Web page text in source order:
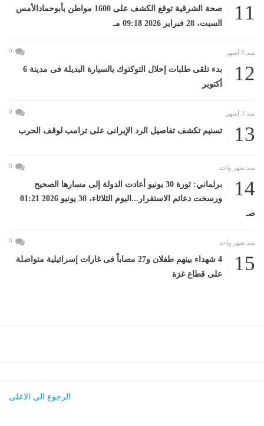
11
صحة الشرقية توقع الكشف على 1600 مواطن بأبوحمادالأمس
السبت، 28 فبراير 2026 09:18 مـ
منذ 8 أشهر 0
12
بدء تلقى طلبات إحلال التوكتوك بالسيارة البديلة فى مدينة 6
أكتوبر
منذ 3 أشهر 0
13 تسنيم تكشف تفاصيل الرد الإيرانى على ترامب لوقف الحرب
منذ شهر واحد 0
14
برلماني: ثورة 30 يونيو أعادت الدولة إلى مسارها الصحيح
ورسخت دعائم الاستقرار...اليوم الثلاثاء، 30 يونيو 2026 01:21
صـ
منذ شهر واحد 0
15
4 شهداء بينهم طفلان و27 مصاباً فى غارات إسرائيلية متواصلة
على قطاع غزة
الرجوع الى الاعلى